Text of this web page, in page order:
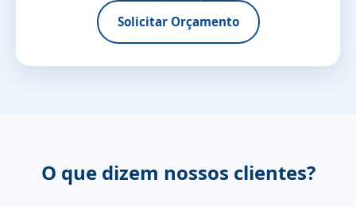
Solicitar Orçamento
O que dizem nossos clientes?